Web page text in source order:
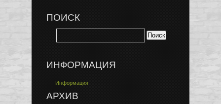
ПОИСК
ИНФОРМАЦИЯ
Информация
АРХИВ